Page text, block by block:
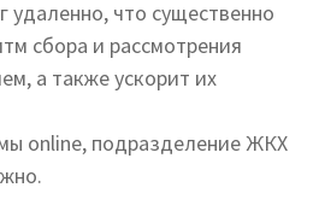
удаленно, что существенно
сбора и рассмотрения
а также ускорит их
online, подразделение ЖКХ